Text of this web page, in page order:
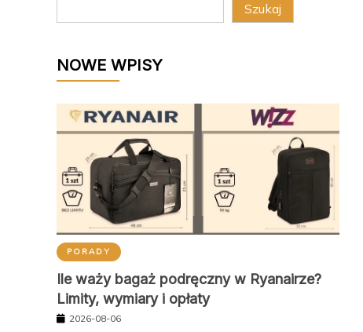
Szukaj
NOWE WPISY
PORADY
Ile waży bagaż podręczny w Ryanairze?
Limity, wymiary i opłaty
2026-08-06